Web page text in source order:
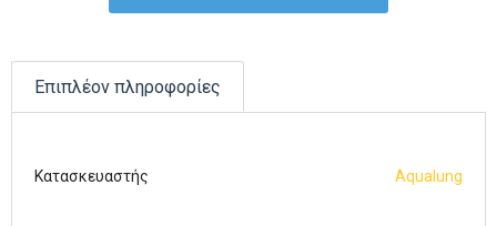
Επιπλέον πληροφορίες
Κατασκευαστής Aqualung